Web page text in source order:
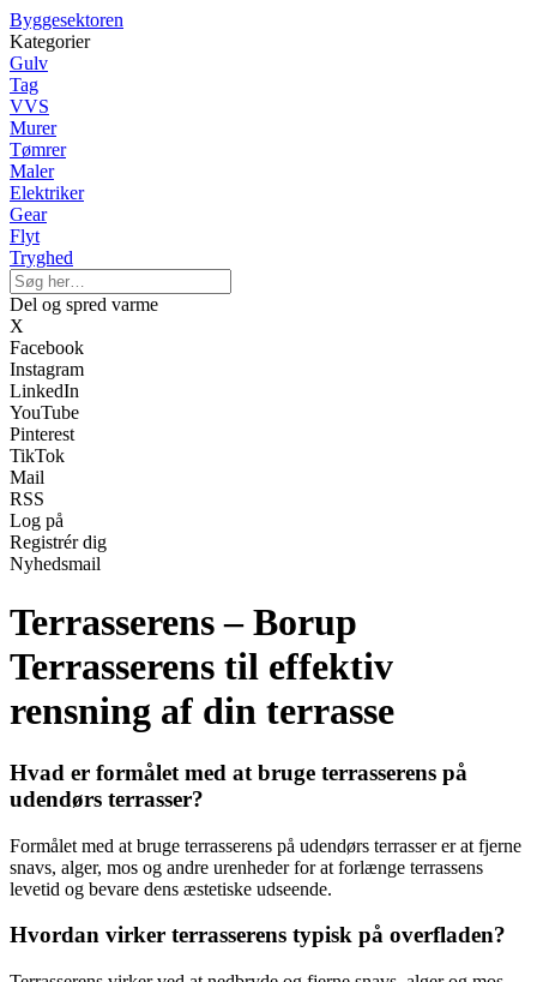
Byggesektoren
Kategorier
Gulv
Tag
VVS
Murer
Tømrer
Maler
Elektriker
Gear
Flyt
Tryghed
Del og spred varme
X
Facebook
Instagram
LinkedIn
YouTube
Pinterest
TikTok
Mail
RSS
Log på
Registrér dig
Nyhedsmail
Terrasserens – Borup
Terrasserens til effektiv
rensning af din terrasse
Hvad er formålet med at bruge terrasserens på
udendørs terrasser?
Formålet med at bruge terrasserens på udendørs terrasser er at fjerne
snavs, alger, mos og andre urenheder for at forlænge terrassens
levetid og bevare dens æstetiske udseende.
Hvordan virker terrasserens typisk på overfladen?